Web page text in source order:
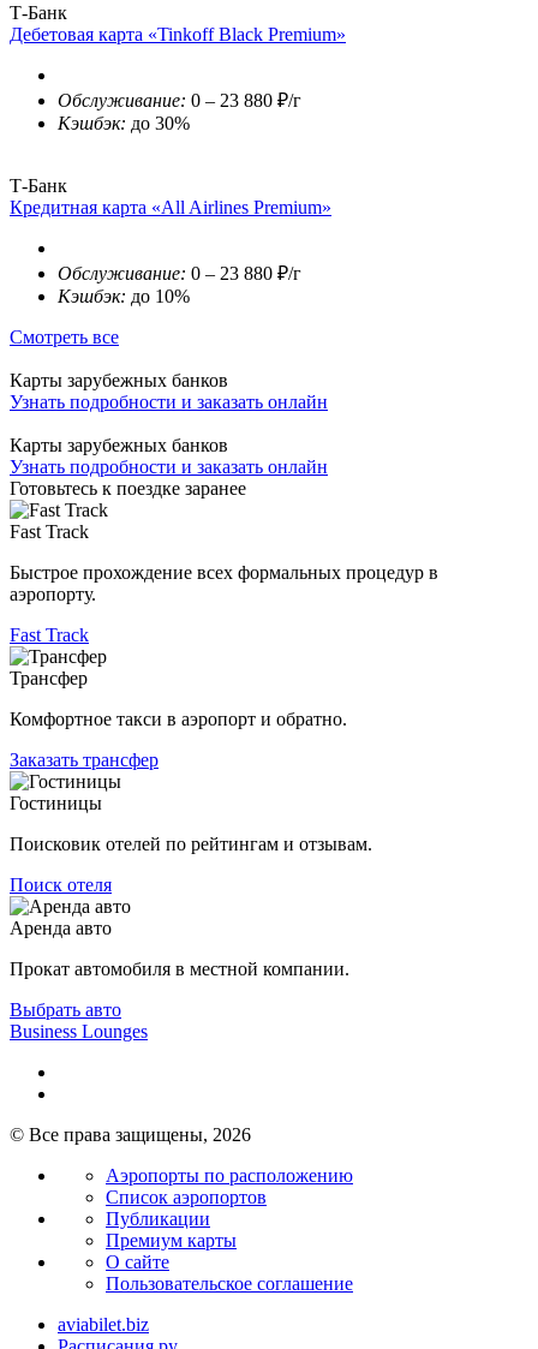
Т-Банк
Дебетовая карта «Tinkoff Black Premium»
Обслуживание: 0 – 23 880 ₽/г
Кэшбэк: до 30%
Т-Банк
Кредитная карта «All Airlines Premium»
Обслуживание: 0 – 23 880 ₽/г
Кэшбэк: до 10%
Смотреть все
Карты зарубежных банков
Узнать подробности и заказать онлайн
Карты зарубежных банков
Узнать подробности и заказать онлайн
Готовьтесь к поездке заранее
Fast Track
Быстрое прохождение всех формальных процедур в
аэропорту.
Fast Track
Трансфер
Комфортное такси в аэропорт и обратно.
Заказать трансфер
Гостиницы
Поисковик отелей по рейтингам и отзывам.
Поиск отеля
Аренда авто
Прокат автомобиля в местной компании.
Выбрать авто
Business Lounges
© Все права защищены, 2026
Аэропорты по расположению
Список аэропортов
Публикации
Премиум карты
О сайте
Пользовательское соглашение
aviabilet.biz